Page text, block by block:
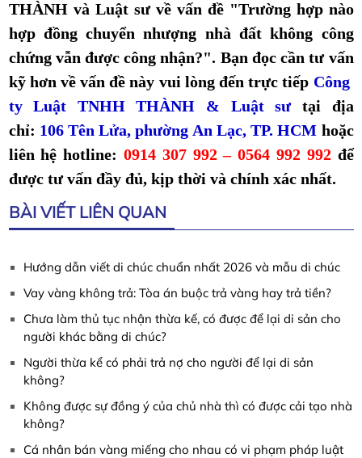
THÀNH và Luật sư về vấn đề "Trường hợp nào
hợp đồng chuyển nhượng nhà đất không công
chứng vẫn được công nhận?". Bạn đọc cần tư vấn
kỹ hơn về vấn đề này vui lòng đến trực tiếp Công
ty Luật TNHH THÀNH & Luật sưtại địa
chỉ: 106 Tên Lửa, phường An Lạc, TP. HCM hoặc
liên hệ hotline: 0914 307 992 – 0564 992 992để
được tư vấn đầy đủ, kịp thời và chính xác nhất.
BÀI VIẾT LIÊN QUAN
Hướng dẫn viết di chúc chuẩn nhất 2026 và mẫu di chúc
Vay vàng không trả: Tòa án buộc trả vàng hay trả tiền?
Chưa làm thủ tục nhận thừa kế, có được để lại di sản cho
người khác bằng di chúc?
Người thừa kể có phải trả nợ cho người để lại di sản
không?
Không được sự đồng ý của chủ nhà thì có được cải tạo nhà
không?
Cá nhân bán vàng miếng cho nhau có vi phạm pháp luật